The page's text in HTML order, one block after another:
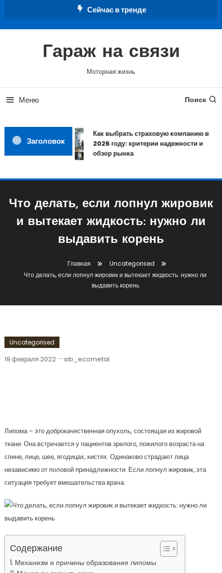
Сейчас в тренде
Гараж на связи
Моторная жизнь
Меню Поиск
Заголовок
Как выбрать страховую компанию в
2026 году: критерии надежности и
обзор рынка
Что делать, если лопнул жировик
и вытекает жидкость: нужно ли
выдавить корень
Главная
Uncategorised
Что делать, если лопнул жировик и вытекает жидкость: нужно ли
выдавить корень
Uncategorised
19 февраля 2022 sib_ecometal
Липома – это доброкачественная опухоль, состоящая из жировой
ткани. Она встречается у пациентов зрелого, пожилого возраста на
спине, лице, шее, ягодицах, кистях. Одинаково страдают лица
независимо от половой принадлежности. Если лопнул жировик, эта
ситуация требует вмешательства врача.
Содержание
Механизм и причины образования липомы